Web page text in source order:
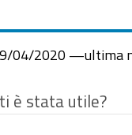
04/2020 —ultima
è stata utile?